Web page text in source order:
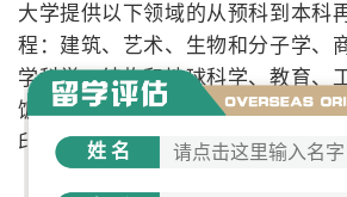
大学提供以下领域的从预科到本科
程：建筑、艺术、生物和分子学、
学科学、结构和地球科学、教育、
饭店管理、人文学、语言、法律、
印刷、房地产管理、社会科学。
姓名